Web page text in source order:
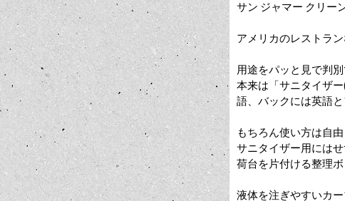
サン ジャマー クリー
アメリカのレストラン
用途をパッと見で判
本来は「サニタイザ
語、バックには英語
もちろん使い方は自由
サニタイザー用には
荷台を片付ける整理
液体を注ぎやすいカ